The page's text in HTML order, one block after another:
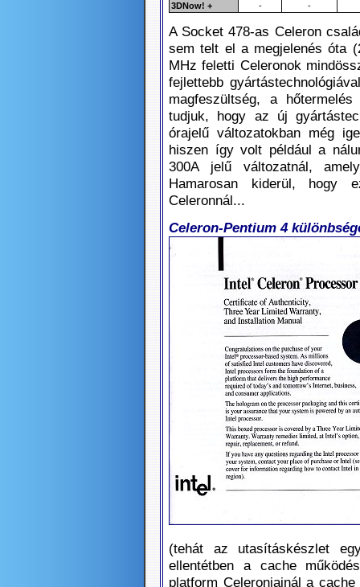
3DNow! +
- -
A Socket 478-as Celeron
sem telt el a megjelenés óta
MHz feletti Celeronok
fejlettebb
magfeszültség, a
tudjuk, hogy az új
órajelű változatokban még
hiszen így volt például a
300A jelű változatnál,
Hamarosan kiderül,
Celeronnál...
Celeron-Pentium 4
(tehát az utasításkészlet
ellentétben a cache
platform Celeronjainál a